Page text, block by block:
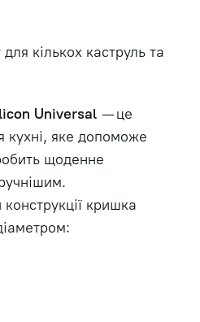
кількох каструль та
Universal — це
кухні, яке допоможе
щоденне
кришка